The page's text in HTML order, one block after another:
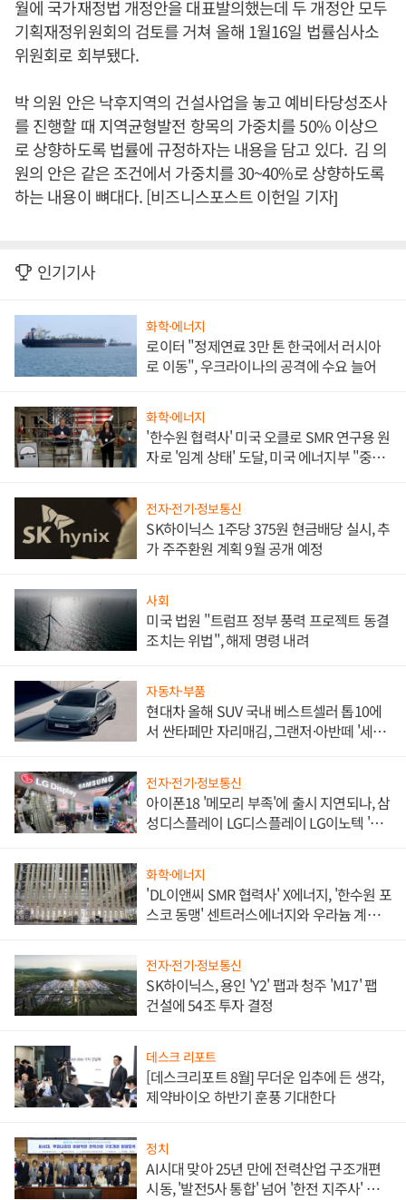
월에 국가재정법 개정안을 대표발의했는데 두 개정안 모두
기획재정위원회의 검토를 거쳐 올해 1월16일 법률심사소
위원회로 회부됐다.
박 의원 안은 낙후지역의 건설사업을 놓고 예비타당성조사
를 진행할 때 지역균형발전 항목의 가중치를 50% 이상으
로 상향하도록 법률에 규정하자는 내용을 담고 있다. 김 의
원의 안은 같은 조건에서 가중치를 30~40%로 상향하도록
하는 내용이 뼈대다. [비즈니스포스트 이헌일 기자]
인기기사
화학·에너지
로이터 "정제연료 3만 톤 한국에서 러시아
로 이동", 우크라이나의 공격에 수요 늘어
화학·에너지
'한수원 협력사' 미국 오클로 SMR 연구용 원
자로 '임계 상태' 도달, 미국 에너지부 "중요
전자·전기·정보통신
SK하이닉스 1주당 375원 현금배당 실시, 추
가 주주환원 계획 9월 공개 예정
사회
미국 법원 "트럼프 정부 풍력 프로젝트 동결
조치는 위법", 해제 명령 내려
자동차·부품
현대차 올해 SUV 국내 베스트셀러 톱10에
서 싼타페만 자리매김, 그랜저·아반떼 '세단
전자·전기·정보통신
아이폰18 '메모리 부족'에 출시 지연되나, 삼
성디스플레이 LG디스플레이 LG이노텍 '탈
화학·에너지
'DL이앤씨 SMR 협력사' X에너지, '한수원 포
스코 동맹' 센트러스에너지와 우라늄 계약
전자·전기·정보통신
SK하이닉스, 용인 'Y2' 팹과 청주 'M17' 팹
건설에 54조 투자 결정
데스크 리포트
[데스크리포트 8월] 무더운 입추에 든 생각,
제약바이오 하반기 훈풍 기대한다
정치
AI시대 맞아 25년 만에 전력산업 구조개편
시동, '발전5사 통합' 넘어 '한전 지주사' 재편